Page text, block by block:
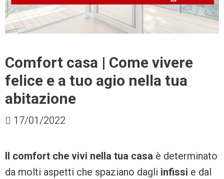
Comfort casa | Come vivere
felice e a tuo agio nella tua
abitazione
17/01/2022
Il comfort che vivi nella tua casa è determinato
da molti aspetti che spaziano dagli infissi e dal